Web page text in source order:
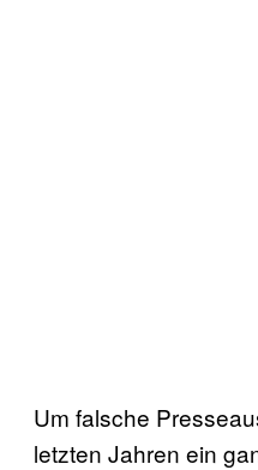
Um falsche
letzten Jahren ein